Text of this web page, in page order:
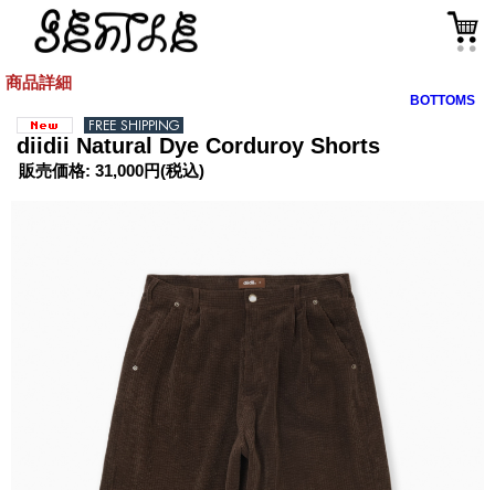
商品詳細
BOTTOMS
diidii Natural Dye Corduroy Shorts
販売価格: 31,000円(税込)